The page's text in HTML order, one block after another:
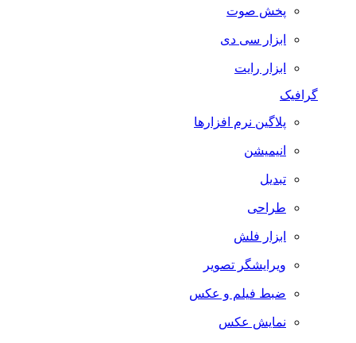
پخش صوت
ابزار سی دی
ابزار رایت
گرافیک
پلاگین نرم افزارها
انیمیشن
تبدیل
طراحی
ابزار فلش
ویرایشگر تصویر
ضبط فيلم و عكس
نمایش عکس